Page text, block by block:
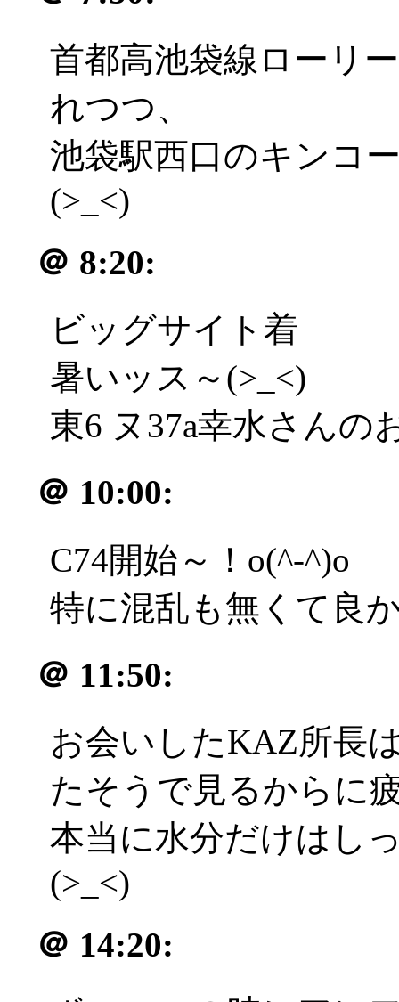
首都高池袋線ローリ
れつつ、
池袋駅西口のキンコ
(>_<)
＠ 8:20:
ビッグサイト着
暑いッス～(>_<)
東6 ヌ37a幸水さんの
＠ 10:00:
C74開始～！o(^-^)o
特に混乱も無くて良
＠ 11:50:
お会いしたKAZ所長
たそうで見るからに
本当に水分だけはし
(>_<)
＠ 14:20: